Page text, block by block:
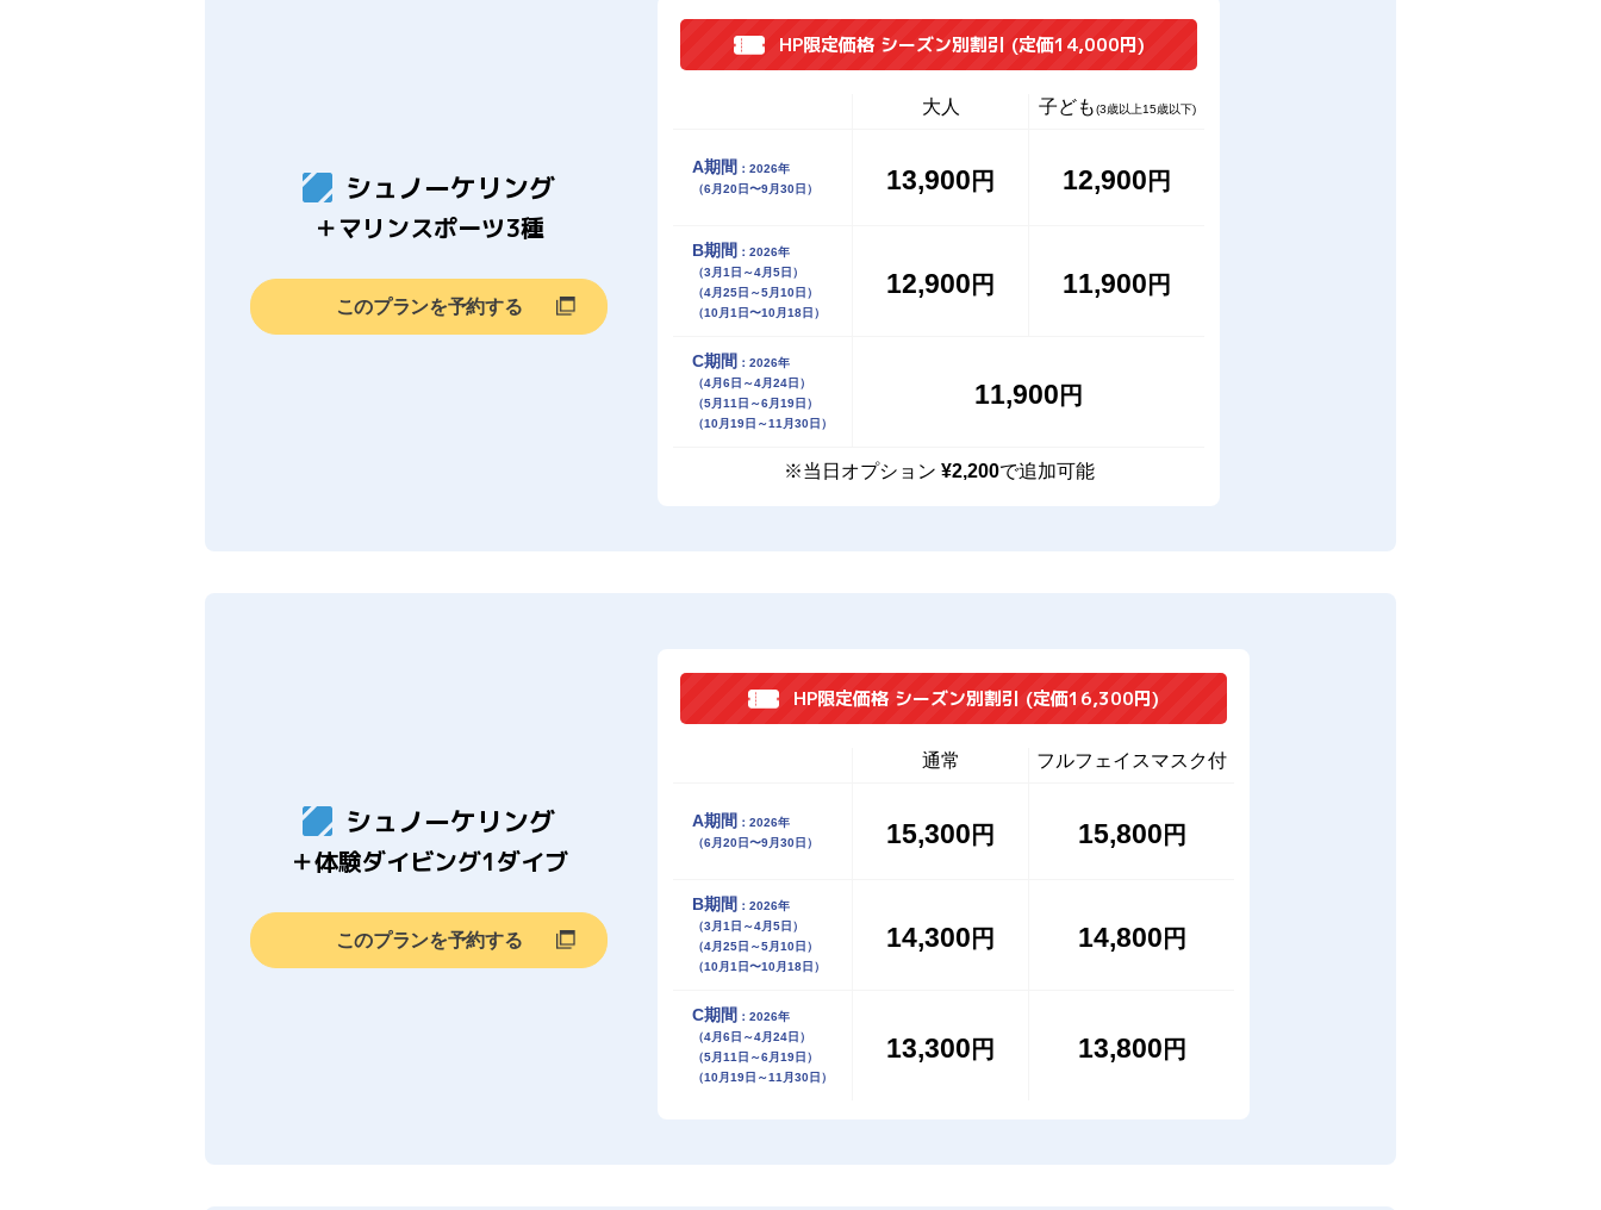
シュノーケリング
＋マリンスポーツ3種
このプランを予約する
HP限定価格 シーズン別割引 (定価14,000円)
大人 子ども(3歳以上15歳以下)
A期間 ：2026年
（6月20日〜9月30日）
13,900 円 12,900 円
B期間 ：2026年
（3月1日～4月5日）
（4月25日～5月10日）
（10月1日〜10月18日）
12,900 円 11,900 円
C期間 ：2026年
（4月6日～4月24日）
（5月11日～6月19日）
（10月19日～11月30日）
11,900 円
※当日オプション ¥2,200で追加可能
シュノーケリング
＋体験ダイビング1ダイブ
このプランを予約する
HP限定価格 シーズン別割引 (定価16,300円)
通常 フルフェイスマスク付
A期間 ：2026年
（6月20日〜9月30日）
15,300 円 15,800 円
B期間 ：2026年
（3月1日～4月5日）
（4月25日～5月10日）
（10月1日〜10月18日）
14,300 円 14,800 円
C期間 ：2026年
（4月6日～4月24日）
（5月11日～6月19日）
（10月19日～11月30日）
13,300 円 13,800 円